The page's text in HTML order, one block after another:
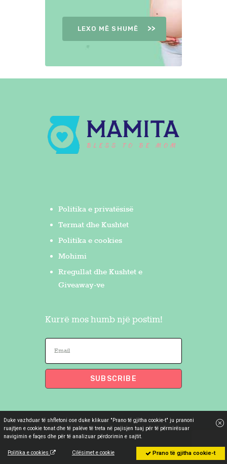
LEXO MË SHUMË
Politika e privatësisë
Termat dhe Kushtet
Politika e cookies
Mohimi
Rregullat dhe Kushtet e
Giveaway-ve
Kurrë mos humb një postim!
Flakron Saidi© 2026. All Rights
Reserved.
Duke vazhduar të shfletoni ose duke klikuar "Prano të gjitha cookie-t" ju pranoni
ruajtjen e cookie tonat dhe të palëve të treta në pajisjen tuaj për të përmirësuar
navigimin e faqes dhe për të analizuar përdorimin e sajtit.
Politika e cookies Cilësimet e cookie Prano të gjitha cookie-t